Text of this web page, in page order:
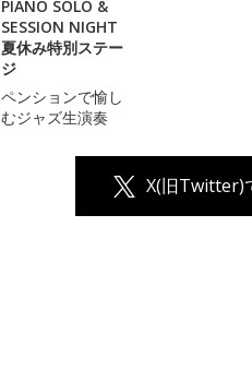
PIANO SOLO &
SESSION NIGHT
夏休み特別ステー
ジ
ペンションで愉し
むジャズ生演奏
X(旧Twitter)